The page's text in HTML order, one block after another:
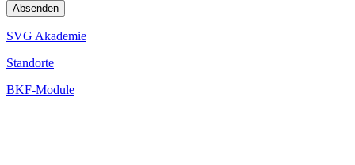
SVG Akademie
Standorte
BKF-Module